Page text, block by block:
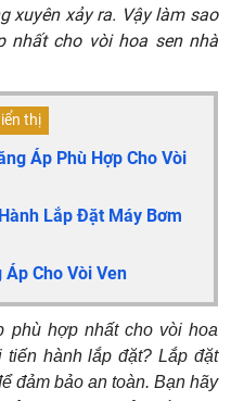
xuyên xảy ra. Vậy làm sao
nhất cho vòi hoa sen nhà
thị
Áp Phù Hợp Cho Vòi
Lắp Đặt Máy Bơm
Cho Vòi Ven
phù hợp nhất cho vòi hoa
hành lắp đặt? Lắp đặt
đảm bảo an toàn. Bạn hãy